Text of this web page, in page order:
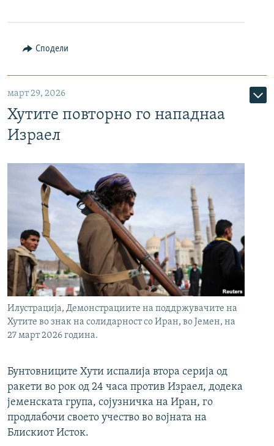
Сподели
март 29, 2026
Хутите повторно го нападнаа
Израел
Илустрација, Демонстрациите на поддржувачите на
Хутите во знак на солидарност со Иран, во Јемен, на
27 март 2026 година.
Бунтовниците Хути испалија втора серија од
ракети во рок од 24 часа против Израел, додека
јеменската група, сојузничка на Иран, го
продлабочи своето учество во војната на
Блискиот Исток.